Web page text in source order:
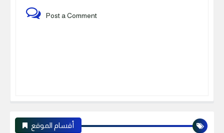
Post a Comment
أقسام الموقع